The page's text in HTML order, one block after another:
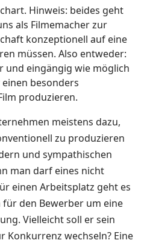
Hinweis: beides geht
als Filmemacher zur
konzeptionell auf eine
müssen. Also entweder:
und eingängig wie möglich
besonders
produzieren.
meistens dazu,
zu produzieren
und sympathischen
man darf eines nicht
einen Arbeitsplatz geht es
den Bewerber um eine
Vielleicht soll er sein
Konkurrenz wechseln? Eine